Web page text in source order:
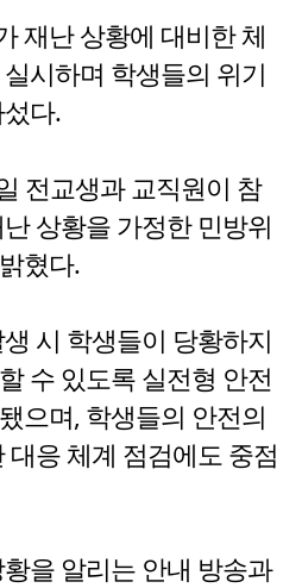
재난 상황에 대비한 체
시하며 학생들의 위기
다.
전교생과 교직원이 참
상황을 가정한 민방위
혔다.
시 학생들이 당황하지
수 있도록 실전형 안전
으며, 학생들의 안전의
응 체계 점검에도 중점
을 알리는 안내 방송과